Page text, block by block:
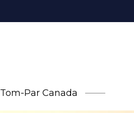
Tom-Par Canada